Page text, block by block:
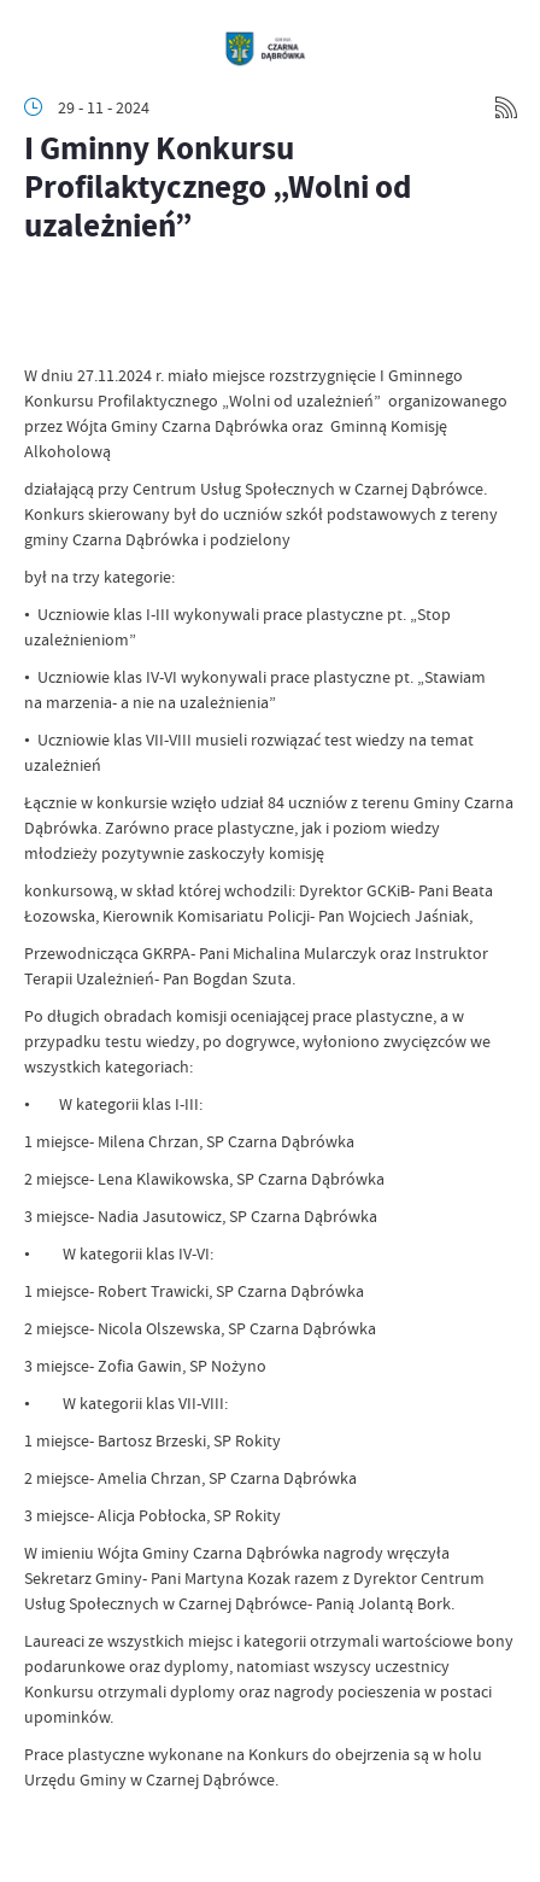
29 - 11 - 2024
I Gminny Konkursu
Profilaktycznego „Wolni od
uzależnień”
W dniu 27.11.2024 r. miało miejsce rozstrzygnięcie I Gminnego
Konkursu Profilaktycznego „Wolni od uzależnień” organizowanego
przez Wójta Gminy Czarna Dąbrówka oraz Gminną Komisję
Alkoholową
działającą przy Centrum Usług Społecznych w Czarnej Dąbrówce.
Konkurs skierowany był do uczniów szkół podstawowych z tereny
gminy Czarna Dąbrówka i podzielony
był na trzy kategorie:
• Uczniowie klas I-III wykonywali prace plastyczne pt. „Stop
uzależnieniom”
• Uczniowie klas IV-VI wykonywali prace plastyczne pt. „Stawiam
na marzenia- a nie na uzależnienia”
• Uczniowie klas VII-VIII musieli rozwiązać test wiedzy na temat
uzależnień
Łącznie w konkursie wzięło udział 84 uczniów z terenu Gminy Czarna
Dąbrówka. Zarówno prace plastyczne, jak i poziom wiedzy
młodzieży pozytywnie zaskoczyły komisję
konkursową, w skład której wchodzili: Dyrektor GCKiB- Pani Beata
Łozowska, Kierownik Komisariatu Policji- Pan Wojciech Jaśniak,
Przewodnicząca GKRPA- Pani Michalina Mularczyk oraz Instruktor
Terapii Uzależnień- Pan Bogdan Szuta.
Po długich obradach komisji oceniającej prace plastyczne, a w
przypadku testu wiedzy, po dogrywce, wyłoniono zwycięzców we
wszystkich kategoriach:
• W kategorii klas I-III:
1 miejsce- Milena Chrzan, SP Czarna Dąbrówka
2 miejsce- Lena Klawikowska, SP Czarna Dąbrówka
3 miejsce- Nadia Jasutowicz, SP Czarna Dąbrówka
• W kategorii klas IV-VI:
1 miejsce- Robert Trawicki, SP Czarna Dąbrówka
2 miejsce- Nicola Olszewska, SP Czarna Dąbrówka
3 miejsce- Zofia Gawin, SP Nożyno
• W kategorii klas VII-VIII:
1 miejsce- Bartosz Brzeski, SP Rokity
2 miejsce- Amelia Chrzan, SP Czarna Dąbrówka
3 miejsce- Alicja Pobłocka, SP Rokity
W imieniu Wójta Gminy Czarna Dąbrówka nagrody wręczyła
Sekretarz Gminy- Pani Martyna Kozak razem z Dyrektor Centrum
Usług Społecznych w Czarnej Dąbrówce- Panią Jolantą Bork.
Laureaci ze wszystkich miejsc i kategorii otrzymali wartościowe bony
podarunkowe oraz dyplomy, natomiast wszyscy uczestnicy
Konkursu otrzymali dyplomy oraz nagrody pocieszenia w postaci
upominków.
Prace plastyczne wykonane na Konkurs do obejrzenia są w holu
Urzędu Gminy w Czarnej Dąbrówce.